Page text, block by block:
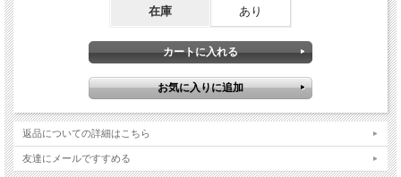
在庫 あり
返品についての詳細はこちら
友達にメールですすめる